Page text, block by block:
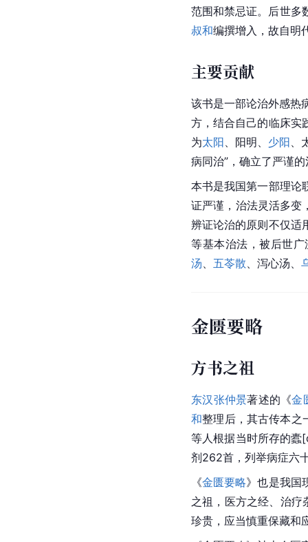
范围和禁忌证。后世多
叔和编撰增入，故自明
主要贡献
该书是一部论治外感热
方，结合自己的临床实
为太阳、阳明、 少阳、
病同治”，确立了严谨
本书是我国第一部理论
证严谨，治法灵活多变
辨证论治的原则不仅适
等基本治法，被后世
汤、 五苓散、泻心汤、
金匮要略
方书之祖
东汉张仲景著述的《金
和整理后，其古传本之
等人根据当时所存的蠹
剂262首，列举病症六
《金匮要略》也是我国
之祖，医方之经、治疗
珍贵，应当慎重保藏和